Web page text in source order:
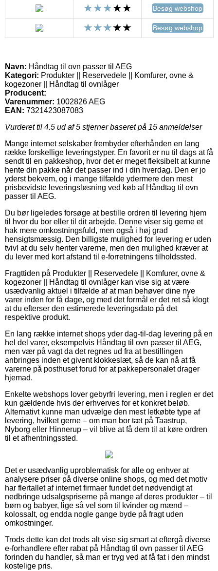
Besøg webshop
Besøg webshop
Navn: Håndtag til ovn passer til AEG
Kategori: Produkter || Reservedele || Komfurer, ovne &
kogezoner || Håndtag til ovnlåger
Producent:
Varenummer: 1002826 AEG
EAN: 7321423087083
Vurderet til 4.5 ud af 5 stjerner baseret på 15 anmeldelser
Mange internet selskaber frembyder efterhånden en lang
række forskellige leveringstyper. En favorit er nu til dags at få
sendt til en pakkeshop, hvor det er meget fleksibelt at kunne
hente din pakke når det passer ind i din hverdag. Den er jo
yderst bekvem, og i mange tilfælde ydermere den mest
prisbevidste leveringsløsning ved køb af Håndtag til ovn
passer til AEG.
Du bør ligeledes forsøge at bestille ordren til levering hjem
til hvor du bor eller til dit arbejde. Denne viser sig gerne et
hak mere omkostningsfuld, men også i høj grad
hensigtsmæssig. Den billigste mulighed for levering er uden
tvivl at du selv henter varerne, men den mulighed kræver at
du lever med kort afstand til e-forretningens tilholdssted.
Fragttiden på Produkter || Reservedele || Komfurer, ovne &
kogezoner || Håndtag til ovnlåger kan vise sig at være
usædvanlig aktuel i tilfælde af at man behøver dine nye
varer inden for få dage, og med det formål er det ret så klogt
at du efterser den estimerede leveringsdato på det
respektive produkt.
En lang række internet shops yder dag-til-dag levering på en
hel del varer, eksempelvis Håndtag til ovn passer til AEG,
men vær på vagt da det regnes ud fra at bestillingen
anbringes inden et givent klokkeslæt, så de kan nå at få
varerne på posthuset forud for at pakkepersonalet drager
hjemad.
Enkelte webshops lover gebyrfri levering, men i reglen er det
kun gældende hvis der erhverves for et konkret beløb.
Alternativt kunne man udvælge den mest letkøbte type af
levering, hvilket gerne – om man bor tæt på Taastrup,
Nyborg eller Hinnerup – vil blive at få dem til at køre ordren
til et afhentningssted.
Det er usædvanlig uproblematisk for alle og enhver at
analysere priser på diverse online shops, og med det motiv
har flertallet af internet firmaer fundet det nødvendigt at
nedbringe udsalgspriserne på mange af deres produkter – til
børn og babyer, lige så vel som til kvinder og mænd –
kolossalt, og endda nogle gange byde på fragt uden
omkostninger.
Trods dette kan det trods alt vise sig smart at eftergå diverse
e-forhandlere efter rabat på Håndtag til ovn passer til AEG
forinden du handler, så man er tryg ved at få fat i den mindst
kostelige pris.